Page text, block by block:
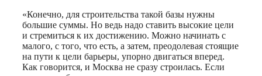
«Конечно, для строительства такой базы нужны
большие суммы. Но ведь надо ставить высокие цели
и стремиться к их достижению. Можно начинать с
малого, с того, что есть, а затем, преодолевая стоящие
на пути к цели барьеры, упорно двигаться вперед.
Как говорится, и Москва не сразу строилась. Если